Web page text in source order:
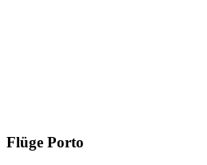
Flüge Porto